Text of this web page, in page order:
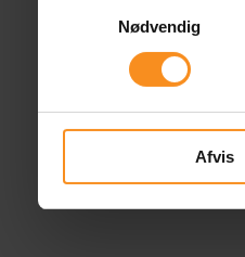
Nødvendig
Afvis
koncertoplevelse.
Det har længe
mange af vores
smagte af mere,